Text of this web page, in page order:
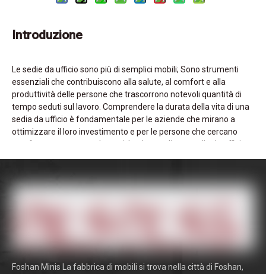
Introduzione
Le sedie da ufficio sono più di semplici mobili; Sono strumenti
essenziali che contribuiscono alla salute, al comfort e alla
produttività delle persone che trascorrono notevoli quantità di
tempo seduti sul lavoro. Comprendere la durata della vita di una
sedia da ufficio è fondamentale per le aziende che mirano a
ottimizzare il loro investimento e per le persone che cercano
comfort e supporto prolungati. La durata di una sedia da ufficio
che influenzano la longevità delle sedie per ufficio, offre
approfondimenti dettagliati su diversi tipi e fornisce consulenza
prendere decisioni informate.
Foshan Minis La fabbrica di mobili si trova nella città di Foshan,